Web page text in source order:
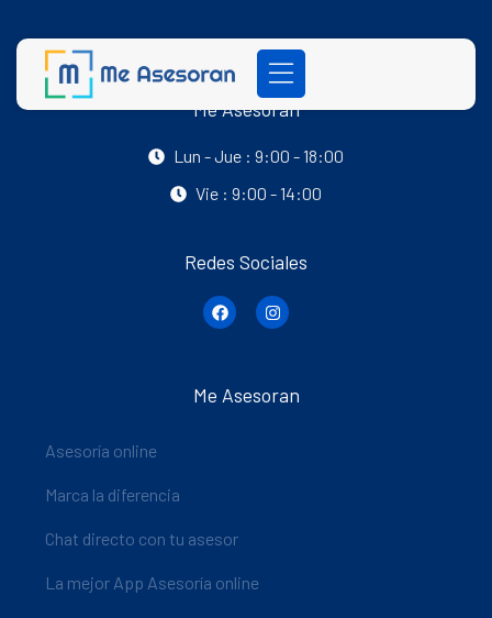
Me Asesoran
Lun - Jue : 9:00 - 18:00
Vie : 9:00 - 14:00
Redes Sociales
Me Asesoran
Asesoría online
Marca la diferencia
Chat directo con tu asesor
La mejor App Asesoría online